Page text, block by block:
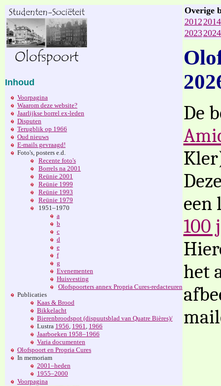
Inhoud
Voorpagina
Waarom deze website?
Jaarlijkse borrel ex-leden
Disputen
Terugblik op 1966
Oud nieuws
E-mails gevraagd!
Foto's, posters e.d.
Recente foto's
Borrels na 2001
Reünie 2001
Reünie 1999
Reünie 1993
Reünie 1979
1951–1970
a
b
c
d
e
f
g
Evenementen
Huisvesting
Olofspoorters annex Propria Cures-redacteuren
Publicaties
Kaas & Brood
Bikkelacht
Bierenbroodspot (dispuutsblad van Quatre Bières)/
Lustra 1956, 1961, 1966
Jaarboeken 1958–1966
Varia documenten
Olofspoort en Propria Cures
In memoriam
2001–heden
1955–2000
Voorpagina
Overige
20122014
2023
De
een
100
het